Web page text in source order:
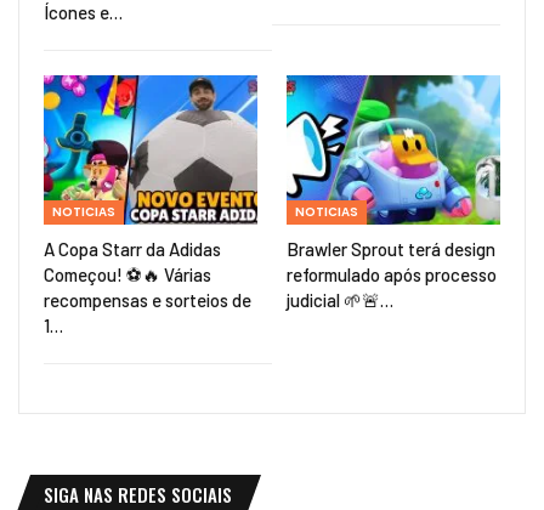
Ícones e…
NOTICIAS
A Copa Starr da Adidas
Começou! ⚽🔥 Várias
recompensas e sorteios de
1…
NOTICIAS
Brawler Sprout terá design
reformulado após processo
judicial 🌱🚨…
SIGA NAS REDES SOCIAIS